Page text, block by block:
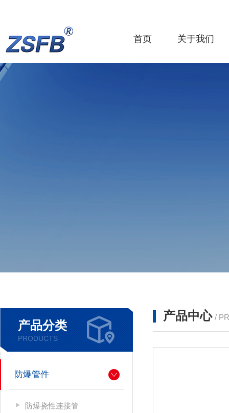
首页 关于我们
产品分类
PRODUCTS
防爆管件
防爆挠性连接管
产品中心 /